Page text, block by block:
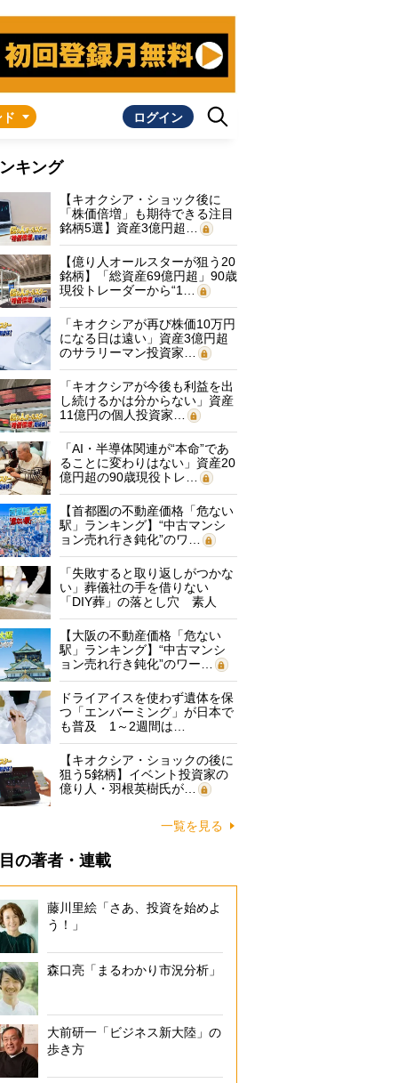
ログイン
キング
【キオクシア・ショック後に
「株価倍増」も期待できる注目
銘柄5選】資産3億円超…
【億り人オールスターが狙う20
銘柄】「総資産69億円超」90歳
現役トレーダーから“1…
「キオクシアが再び株価10万円
になる日は遠い」資産3億円超
のサラリーマン投資家…
「キオクシアが今後も利益を出
し続けるかは分からない」資産
11億円の個人投資家…
「AI・半導体関連が“本命”であ
ることに変わりはない」資産20
億円超の90歳現役トレ…
【首都圏の不動産価格「危ない
駅」ランキング】“中古マンシ
ョン売れ行き鈍化”のワ…
「失敗すると取り返しがつかな
い」葬儀社の手を借りない
「DIY葬」の落とし穴 素人
に…
【大阪の不動産価格「危ない
駅」ランキング】“中古マンシ
ョン売れ行き鈍化”のワー…
ドライアイスを使わず遺体を保
つ「エンバーミング」が日本で
も普及 1～2週間は…
【キオクシア・ショックの後に
狙う5銘柄】イベント投資家の
億り人・羽根英樹氏が…
一覧を見る
の著者・連載
藤川里絵「さあ、投資を始めよ
う！」
森口亮「まるわかり市況分析」
大前研一「ビジネス新大陸」の
歩き方